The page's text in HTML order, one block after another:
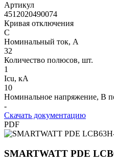
Артикул
4512020490074
Кривая отключения
C
Номинальный ток, А
32
Количество полюсов, шт.
1
Icu, кА
10
Номинальное напряжение, В
-
Скачать документацию
PDF
SMARTWATT PDE